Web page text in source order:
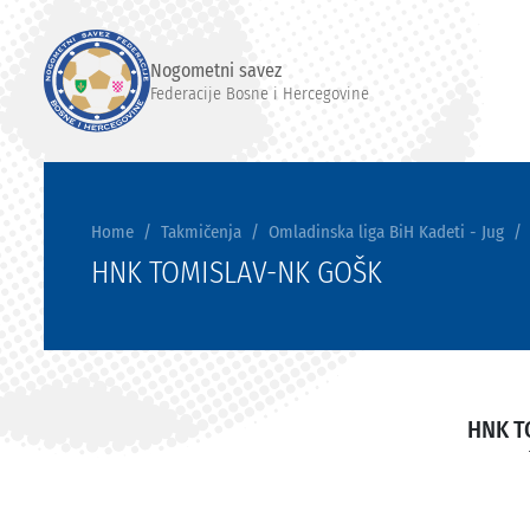
Nogometni savez
Federacije Bosne i Hercegovine
Home Takmičenja Omladinska liga BiH Kadeti - Jug
HNK TOMISLAV-NK GOŠK
HNK